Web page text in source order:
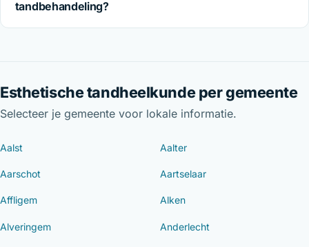
tandbehandeling?
Esthetische tandheelkunde per gemeente
Selecteer je gemeente voor lokale informatie.
Aalst Aalter
Aarschot Aartselaar
Affligem Alken
Alveringem Anderlecht